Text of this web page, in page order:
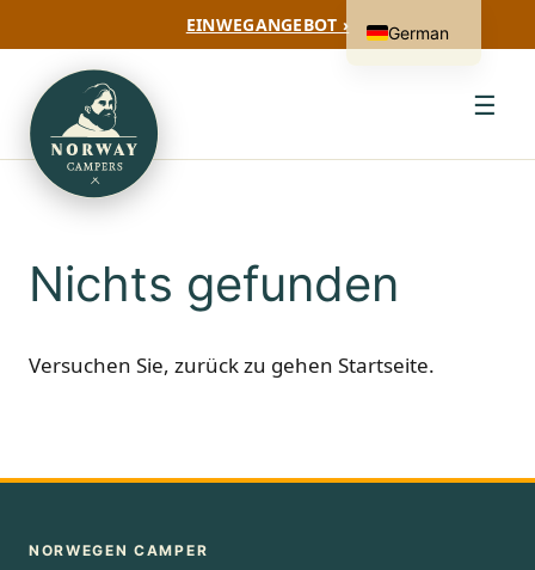
EINWEGANGEBOT ›
☰
Nichts gefunden
Versuchen Sie, zurück zu gehen Startseite.
NORWEGEN CAMPER
German